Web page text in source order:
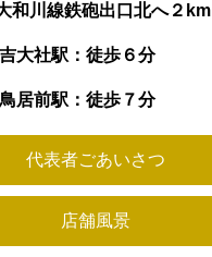
和川線鉄砲出口北へ２km
大社駅：徒歩６分
居前駅：徒歩７分
代表者ごあいさつ
店舗風景